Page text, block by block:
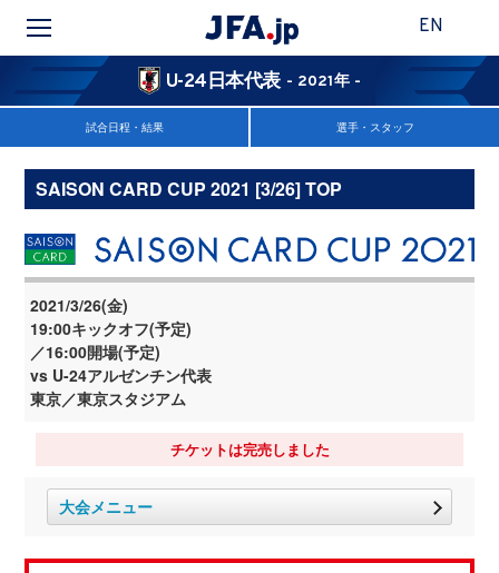
EN
U-24日本代表 - 2021年 -
試合日程・結果 選手・スタッフ
SAISON CARD CUP 2021 [3/26] TOP
2021/3/26(金)
19:00キックオフ(予定)
／16:00開場(予定)
vs U-24アルゼンチン代表
東京／東京スタジアム
チケットは完売しました
大会メニュー